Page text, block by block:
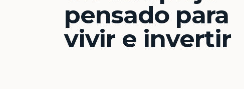
pensado para
vivir e invertir